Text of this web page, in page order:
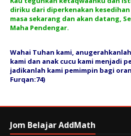
diriku dari diperkenakan kesedihan
masa sekarang dan akan datang,
Maha Pendengar.
Wahai Tuhan kami,
kami dan anak cucu kami menjadi
jadikanlah kami pemimpin bagi
Furqan:74)
Jom Belajar AddMath